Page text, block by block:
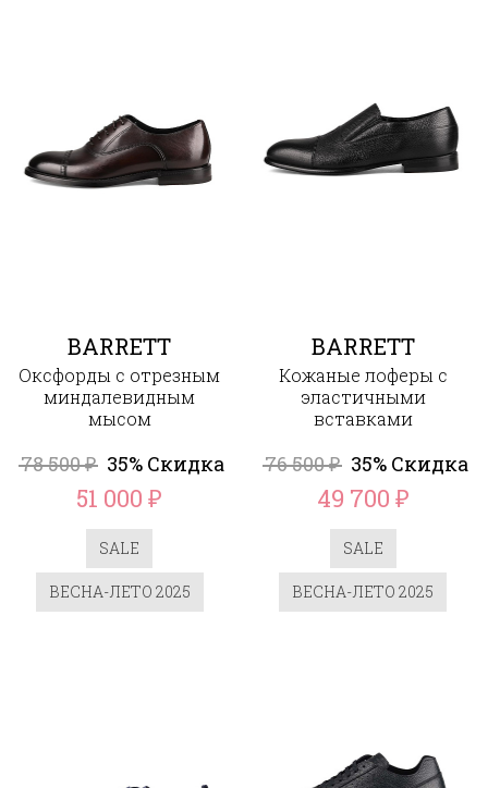
BARRETT
Оксфорды с отрезным
миндалевидным
мысом
78 500₽ 35% Скидка
51 000₽
SALE
ВЕСНА-ЛЕТО 2025
BARRETT
Кожаные лоферы с
эластичными
вставками
76 500₽ 35% Скидка
49 700 ₽
SALE
ВЕСНА-ЛЕТО 2025